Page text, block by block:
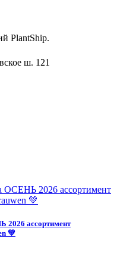
PlantShip.
ш. 121
2026 ассортимент
💚